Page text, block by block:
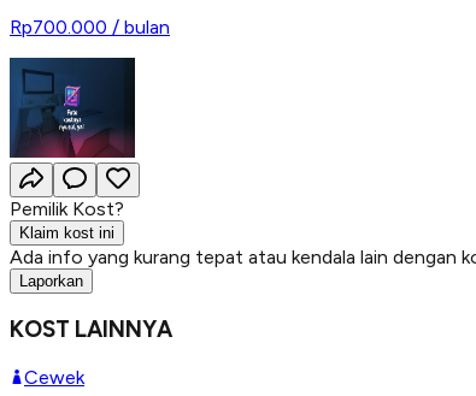
Rp700.000 / bulan
Pemilik Kost?
Klaim kost ini
Ada info yang kurang tepat atau kendala lain dengan
Laporkan
KOST LAINNYA
Cewek